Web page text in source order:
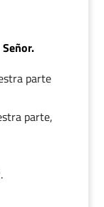
parte
parte,